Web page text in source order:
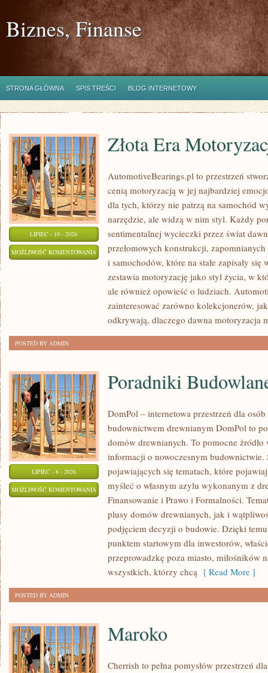
Biznes, Finanse
STRONA GŁÓWNA SPIS TREŚCI BLOG INTERNETOWY
LIPIEC - 10 - 2026
MOŻLIWOŚĆ KOMENTOWANIA ZŁOTA
MOTORYZACJI
Złota Era
AutomotiveBearings.pl to przestrzeń
cenią motoryzacją w jej najbardziej
dla tych, którzy nie patrzą na samochód
narzędzie, ale widzą w nim styl. Każdy
sentimentalnej wycieczki przez świat
przełomowych konstrukcji,
i samochodów, które na stałe zapisały
zestawia motoryzację jako styl życia, w
ale również opowieść o ludziach.
zainteresować zarówno kolekcjonerów,
odkrywają, dlaczego dawna motoryzacja
POSTED BY ADMIN
LIPIEC - 8 - 2026
MOŻLIWOŚĆ KOMENTOWANIA PORADNIKI
BUDOWLANE
Poradniki
DomPol – internetowa przestrzeń dla
budownictwem drewnianym DomPol to
domów drewnianych. To pomocne
informacji o nowoczesnym budownictwie.
pojawiających się tematach, które
myśleć o własnym azylu wykonanym z
Finansowanie i Prawo i Formalności.
plusy domów drewnianych, jak i
podjęciem decyzji o budowie. Dzięki
punktem startowym dla inwestorów,
przeprowadzkę poza miasto, miłośników
wszystkich, którzy chcą [ Read More ]
POSTED BY ADMIN
Maroko
Cherrish to pełna pomysłów przestrzeń